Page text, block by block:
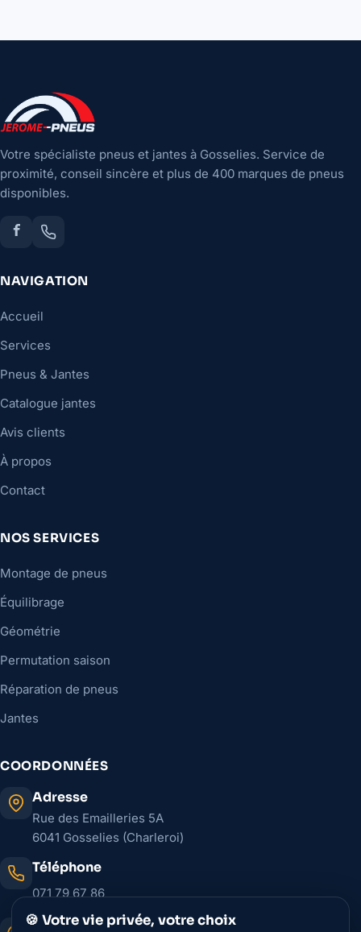
Votre spécialiste pneus et jantes à Gosselies. Service de
proximité, conseil sincère et plus de 400 marques de pneus
disponibles.
NAVIGATION
Accueil
Services
Pneus & Jantes
Catalogue jantes
Avis clients
À propos
Contact
NOS SERVICES
Montage de pneus
Équilibrage
Géométrie
Permutation saison
Réparation de pneus
Jantes
COORDONNÉES
Adresse
Rue des Emailleries 5A
6041 Gosselies (Charleroi)
Téléphone
071 79 67 86
WhatsApp
🍪 Votre vie privée, votre choix